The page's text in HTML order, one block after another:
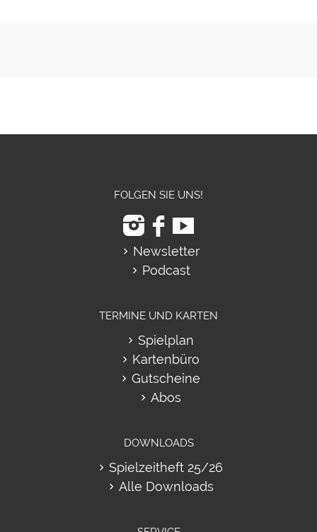
FOLGEN SIE UNS!
Newsletter
Podcast
TERMINE UND KARTEN
Spielplan
Kartenbüro
Gutscheine
Abos
DOWNLOADS
Spielzeitheft 25/26
Alle Downloads